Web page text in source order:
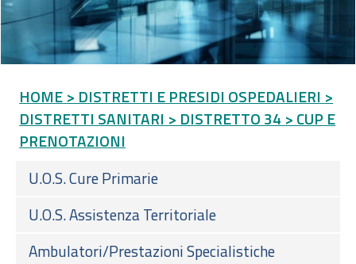
HOME > DISTRETTI E PRESIDI OSPEDALIERI >
DISTRETTI SANITARI > DISTRETTO 34 > CUP E
PRENOTAZIONI
U.O.S. Cure Primarie
U.O.S. Assistenza Territoriale
Ambulatori/Prestazioni Specialistiche